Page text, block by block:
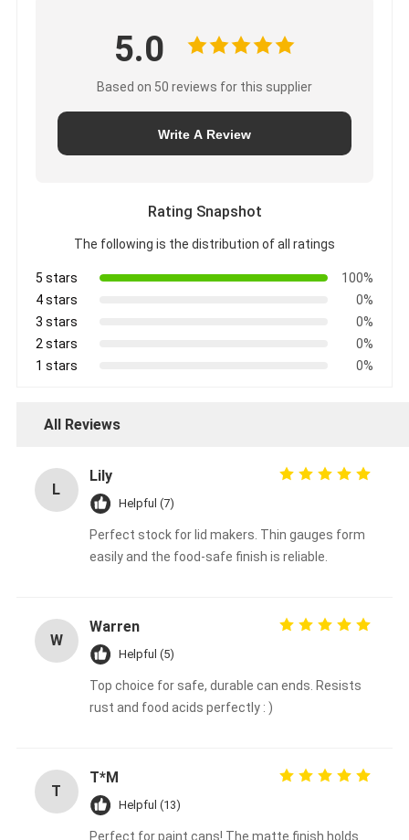
5.0
Based on 50 reviews for this supplier
Write A Review
Rating Snapshot
The following is the distribution of all ratings
5 stars
100%
4 stars
0%
3 stars
0%
2 stars
0%
1 stars
0%
All Reviews
L
Lily
Helpful (7)
Perfect stock for lid makers. Thin gauges form
easily and the food-safe finish is reliable.
W
Warren
Helpful (5)
Top choice for safe, durable can ends. Resists
rust and food acids perfectly : )
T
T*M
Helpful (13)
Perfect for paint cans! The matte finish holds